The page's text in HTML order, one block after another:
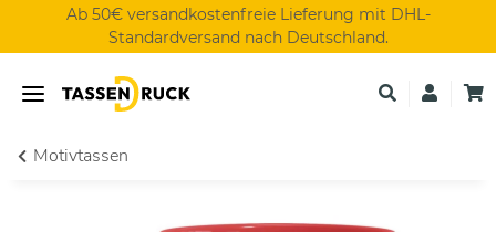
Ab 50€ versandkostenfreie Lieferung mit DHL-
Standardversand nach Deutschland.
Motivtassen